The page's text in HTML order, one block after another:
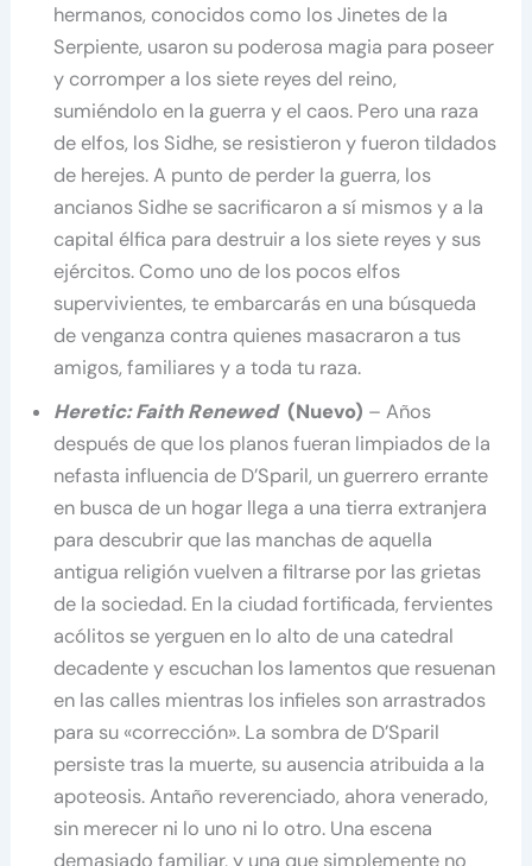
hermanos, conocidos como los Jinetes de la
Serpiente, usaron su poderosa magia para poseer
y corromper a los siete reyes del reino,
sumiéndolo en la guerra y el caos. Pero una raza
de elfos, los Sidhe, se resistieron y fueron tildados
de herejes. A punto de perder la guerra, los
ancianos Sidhe se sacrificaron a sí mismos y a la
capital élfica para destruir a los siete reyes y sus
ejércitos. Como uno de los pocos elfos
supervivientes, te embarcarás en una búsqueda
de venganza contra quienes masacraron a tus
amigos, familiares y a toda tu raza.
Heretic: Faith Renewed(Nuevo) – Años
después de que los planos fueran limpiados de la
nefasta influencia de D’Sparil, un guerrero errante
en busca de un hogar llega a una tierra extranjera
para descubrir que las manchas de aquella
antigua religión vuelven a filtrarse por las grietas
de la sociedad. En la ciudad fortificada, fervientes
acólitos se yerguen en lo alto de una catedral
decadente y escuchan los lamentos que resuenan
en las calles mientras los infieles son arrastrados
para su «corrección». La sombra de D’Sparil
persiste tras la muerte, su ausencia atribuida a la
apoteosis. Antaño reverenciado, ahora venerado,
sin merecer ni lo uno ni lo otro. Una escena
demasiado familiar, y una que simplemente no